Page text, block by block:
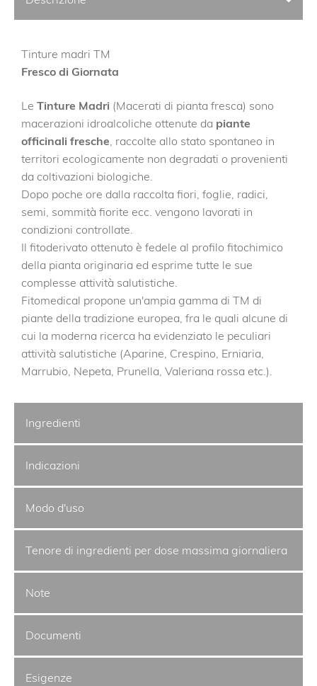
Tinture madri TM
Fresco di Giornata
Le Tinture Madri (Macerati di pianta fresca) sono
macerazioni idroalcoliche ottenute da piante
officinali fresche , raccolte allo stato spontaneo in
territori ecologicamente non degradati o provenienti
da coltivazioni biologiche.
Dopo poche ore dalla raccolta fiori, foglie, radici,
semi, sommità fiorite ecc. vengono lavorati in
condizioni controllate.
Il fitoderivato ottenuto è fedele al profilo fitochimico
della pianta originaria ed esprime tutte le sue
complesse attività salutistiche.
Fitomedical propone un'ampia gamma di TM di
piante della tradizione europea, fra le quali alcune di
cui la moderna ricerca ha evidenziato le peculiari
attività salutistiche (Aparine, Crespino, Erniaria,
Marrubio, Nepeta, Prunella, Valeriana rossa etc.).
Ingredienti
Indicazioni
Modo d'uso
Tenore di ingredienti per dose massima giornaliera
Note
Documenti
Esigenze